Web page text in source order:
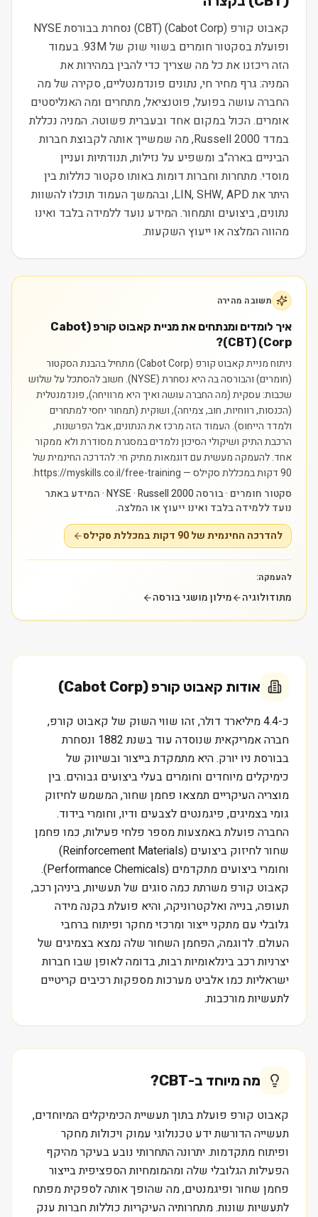
קאבוט קורפ (Cabot Corp) (CBT) נסחרת בבורסת NYSE
ופועלת בסקטור חומרים בשווי שוק של 93M. בעמוד
הזה ריכזנו את כל מה שצריך כדי להבין במהירות את
המניה: גרף מחיר חי, נתונים פונדמנטליים, סקירה של מה
החברה עושה בפועל, פוטנציאל, מתחרים ומה האנליסטים
אומרים. הכול במקום אחד ובעברית פשוטה. המניה נכללת
במדד Russell 2000, מה שמשייך אותה לקבוצת חברות
הביניים בארה"ב ומשפיע על נזילות, תנודתיות ועניין
מוסדי. מתחרות וחברות דומות באותו סקטור כוללות בין
היתר את LIN, SHW, APD, ובהמשך העמוד תוכלו להשוות
נתונים, ביצועים ותמחור. המידע נועד ללמידה בלבד ואינו
מהווה המלצה או ייעוץ השקעות.
תשובה מהירה
איך לומדים ומנתחים את מניית קאבוט קורפ (Cabot
Corp) (CBT)?
ניתוח מניית קאבוט קורפ (Cabot Corp) מתחיל בהבנת הסקטור
(חומרים) והבורסה בה היא נסחרת (NYSE). חשוב להסתכל על שלוש
שכבות: עסקית (מה החברה עושה ואיך היא מרוויחה), פונדמנטלית
(הכנסות, רווחיות, חוב, צמיחה), ושוקית (תמחור יחסי למתחרים
ולמדד הייחוס). העמוד הזה מרכז את הנתונים, אבל הפרשנות,
הרכבת התיק ושיקולי הסיכון נלמדים במסגרת מסודרת ולא ממקור
אחד.להעמקה מעשית עם דוגמאות מתיק חי: להדרכה החינמית של
90 דקות במכללת סקילס — https://myskills.co.il/free-training.
סקטור חומרים · בורסה NYSE · Russell 2000 · המידע באתר
נועד ללמידה בלבד ואינו ייעוץ או המלצה.
להדרכה החינמית של 90 דקות במכללת סקילס
להעמקה:
מתודולוגיה מילון מושגי בורסה
אודות קאבוט קורפ (Cabot Corp)
כ-4.4 מיליארד דולר, זהו שווי השוק של קאבוט קורפ,
חברה אמריקאית שנוסדה עוד בשנת 1882 ונסחרת
בבורסת ניו יורק. היא מתמקדת בייצור ובשיווק של
כימיקלים מיוחדים וחומרים בעלי ביצועים גבוהים. בין
מוצריה העיקריים תמצאו פחמן שחור, המשמש לחיזוק
גומי בצמיגים, פיגמנטים לצבעים ודיו, וחומרי בידוד.
החברה פועלת באמצעות מספר פלחי פעילות, כמו פחמן
שחור לחיזוק ביצועים (Reinforcement Materials)
וחומרי ביצועים מתקדמים (Performance Chemicals).
קאבוט קורפ משרתת כמה סוגים של תעשיות, ביניהן רכב,
תעופה, בנייה ואלקטרוניקה, והיא פועלת בקנה מידה
גלובלי עם מתקני ייצור ומרכזי מחקר ופיתוח ברחבי
העולם. לדוגמה, הפחמן השחור שלה נמצא בצמיגים של
יצרניות רכב בינלאומיות רבות, בדומה לאופן שבו חברות
ישראליות כמו אלביט מערכות מספקות רכיבים קריטיים
לתעשיות מורכבות.
מה מיוחד ב-CBT
?
קאבוט קורפ פועלת בתוך תעשיית הכימיקלים המיוחדים,
תעשייה הדורשת ידע טכנולוגי עמוק ויכולות מחקר
ופיתוח מתקדמות. יתרונה התחרותי נובע בעיקר מהיקף
הפעילות הגלובלי שלה ומהמומחיות הספציפית בייצור
פחמן שחור ופיגמנטים, מה שהופך אותה לספקית מפתח
לתעשיות שונות. מתחרותיה העיקריות כוללות חברות ענק